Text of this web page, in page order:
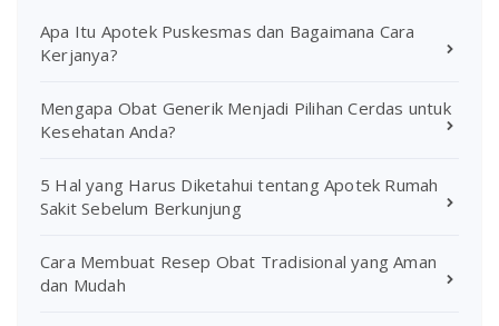
Apa Itu Apotek Puskesmas dan Bagaimana Cara
Kerjanya?
Mengapa Obat Generik Menjadi Pilihan Cerdas untuk
Kesehatan Anda?
5 Hal yang Harus Diketahui tentang Apotek Rumah
Sakit Sebelum Berkunjung
Cara Membuat Resep Obat Tradisional yang Aman
dan Mudah